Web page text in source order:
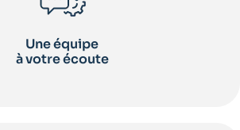
Une équipe
à votre écoute